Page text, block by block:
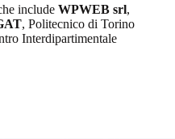
include WPWEB srl,
, Politecnico di Torino
Interdipartimentale